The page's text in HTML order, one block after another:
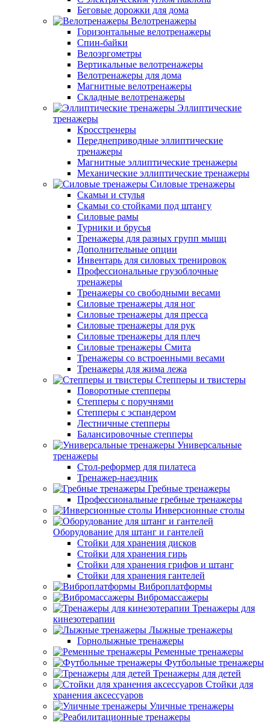
Беговые дорожки для дома
Велотренажеры
Горизонтальные велотренажеры
Спин-байки
Велоэргометры
Вертикальные велотренажеры
Велотренажеры для дома
Магнитные велотренажеры
Складные велотренажеры
Эллиптические
тренажеры
Кросстренеры
Переднеприводные эллиптические
тренажеры
Магнитные эллиптические тренажеры
Механические эллиптические тренажеры
Силовые тренажеры
Скамьи и стулья
Скамьи со стойками под штангу
Силовые рамы
Турники и брусья
Тренажеры для разных групп мышц
Дополнительные опции
Инвентарь для силовых тренировок
Профессиональные грузоблочные
тренажеры
Тренажеры со свободными весами
Силовые тренажеры для ног
Силовые тренажеры для пресса
Силовые тренажеры для рук
Силовые тренажеры для плеч
Силовые тренажеры Смита
Тренажеры со встроенными весами
Тренажеры для жима лежа
Степперы и твистеры
Поворотные степперы
Степперы с поручнями
Степперы с эспандером
Лестничные степперы
Балансировочные степперы
Универсальные
тренажеры
Стол-реформер для пилатеса
Тренажер-наездник
Гребные тренажеры
Профессиональные гребные тренажеры
Инверсионные столы
Оборудование для штанг и гантелей
Стойки для хранения дисков
Стойки для хранения гирь
Стойки для хранения грифов и штанг
Стойки для хранения гантелей
Виброплатформы
Вибромассажеры
Тренажеры для
кинезотерапии
Лыжные тренажеры
Горнолыжные тренажеры
Ременные тренажеры
Футбольные тренажеры
Тренажеры для детей
Стойки для
хранения аксессуаров
Уличные тренажеры